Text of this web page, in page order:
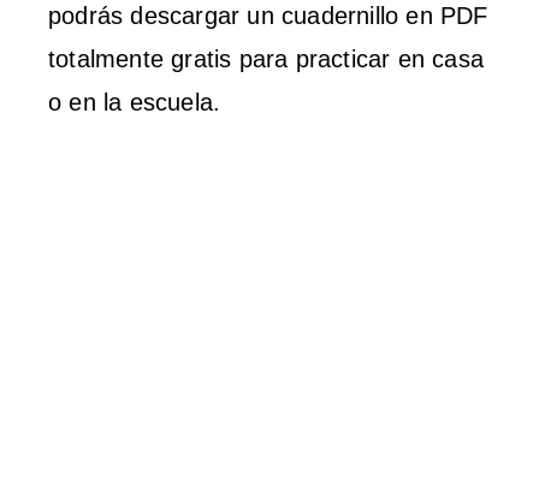
podrás descargar un cuadernillo en PDF
totalmente gratis para practicar en casa
o en la escuela.